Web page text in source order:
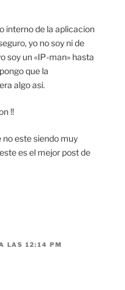
interno de la aplicacion
yo no soy ni de
soy un «IP-man» hasta
que la
algo asi.
!!
este siendo muy
es el mejor post de
LAS 12:14 PM